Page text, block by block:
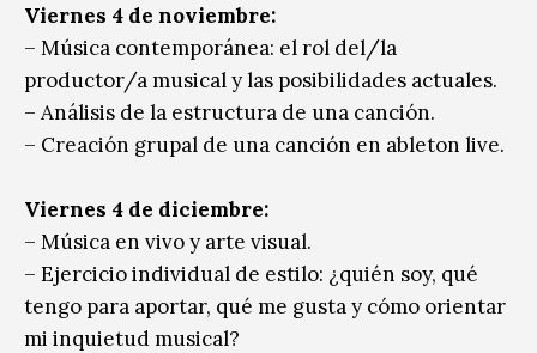
Viernes 4 de noviembre:
– Música contemporánea: el rol del/la
productor/a musical y las posibilidades actuales.
– Análisis de la estructura de una canción.
– Creación grupal de una canción en ableton live.
Viernes 4 de diciembre:
– Música en vivo y arte visual.
– Ejercicio individual de estilo: ¿quién soy, qué
tengo para aportar, qué me gusta y cómo orientar
mi inquietud musical?